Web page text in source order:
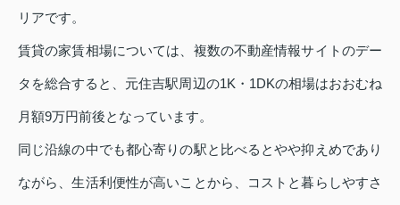
リアです。
賃貸の家賃相場については、複数の不動産情報サイトのデー
タを総合すると、元住吉駅周辺の1K・1DKの相場はおおむね
月額9万円前後となっています。
同じ沿線の中でも都心寄りの駅と比べるとやや抑えめであり
ながら、生活利便性が高いことから、コストと暮らしやすさ